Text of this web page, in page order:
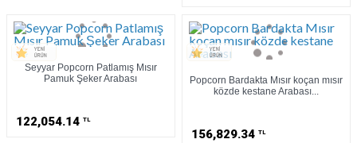
Seyyar Popcorn Patlamış Mısır
Pamuk Şeker Arabası
122,054.14 TL
Popcorn Bardakta Mısır koçan mısır
közde kestane Arabası...
156,829.34 TL